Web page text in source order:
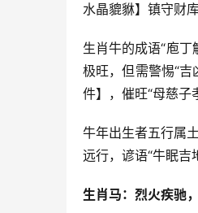
水晶貔貅】镇守财
生肖牛的成语“庖
极旺，但需警惕“
件】，催旺“母慈子
牛年出生者五行属
远行，谚语“牛眠吉
生肖马：烈火疾驰